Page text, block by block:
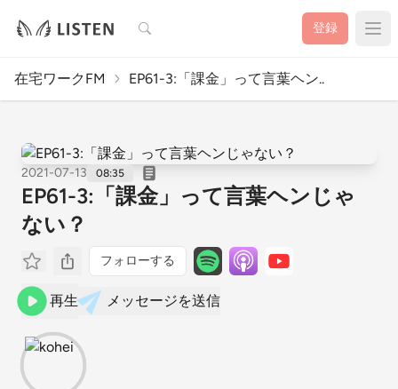
検索 登録
在宅ワークFM EP61-3:「課金」って言葉ヘン..
2021-07-13 08:35
EP61-3:「課金」って言葉ヘンじゃ
ない？
フォローする
再生 メッセージを送信